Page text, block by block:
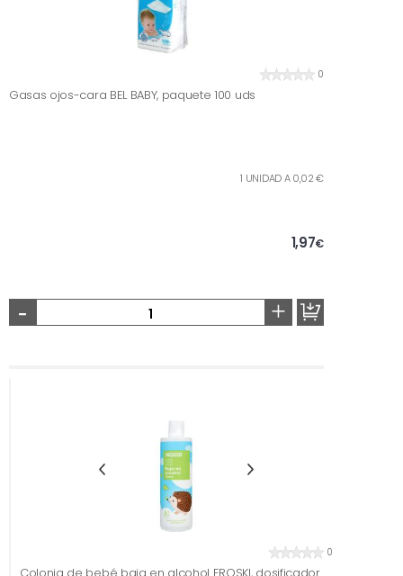
0
Gasas ojos-cara BEL BABY, paquete 100 uds
1 UNIDAD A 0,02 €
1,97€
- +
0